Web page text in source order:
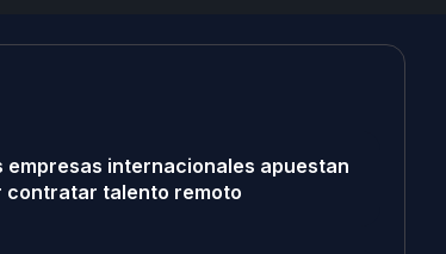
empresas internacionales apuestan
contratar talento remoto